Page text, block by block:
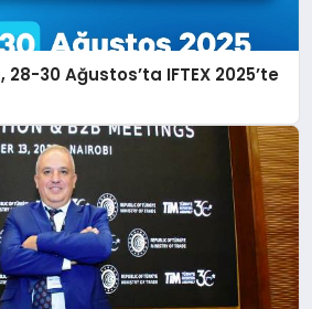
30 Ağustos’ta IFTEX 2025’te